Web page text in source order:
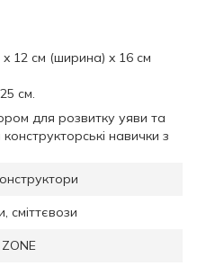
см (ширина) x 16 см
см.
для розвитку уяви та
навички з
сміттєвози